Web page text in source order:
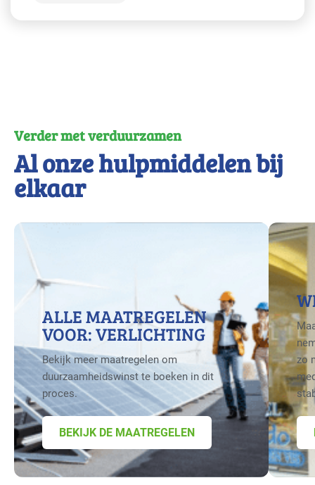
Verder met verduurzamen
Al onze hulpmiddelen bij
elkaar
ALLE MAATREGELEN
VOOR: VERLICHTING
Bekijk meer maatregelen om
duurzaamheidswinst te boeken in dit
proces.
BEKIJK DE MAATREGELEN
zo